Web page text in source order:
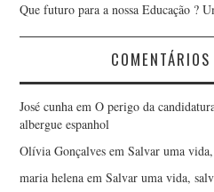
Que futuro para a nossa Educação ?
José cunha emO perigo da
albergue espanhol
Olívia Gonçalves emSalvar uma
maria helena emSalvar uma vida,